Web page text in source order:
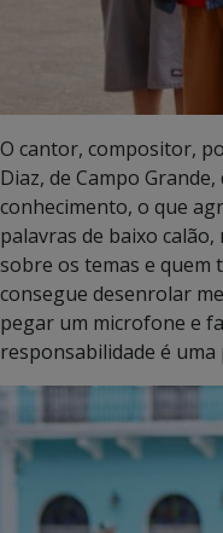
O cantor, compositor,
Diaz, de Campo
conhecimento, o que
palavras de baixo
sobre os temas e quem
consegue desenrolar
pegar um microfone e
responsabilidade é uma